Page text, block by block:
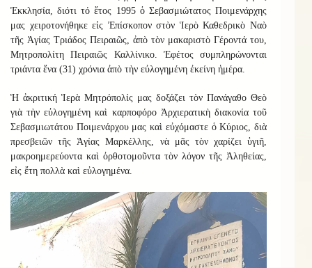
Ἐκκλησία, διότι τό ἔτος 1995 ὁ Σεβασμιώτατος Ποιμενάρχης
μας χειροτονήθηκε εἰς Ἐπίσκοπον στὸν Ἱερὸ Καθεδρικὸ Ναὸ
τῆς Ἁγίας Τριάδος Πειραιῶς, ἀπὸ τὸν μακαριστὸ Γέροντά του,
Μητροπολίτη Πειραιῶς Καλλίνικο. Ἐφέτος συμπληρώνονται
τριάντα ἕνα (31) χρόνια ἀπὸ τὴν εὐλογημένη ἐκείνη ἡμέρα.
Ἡ ἀκριτική Ἱερὰ Μητρόπολίς μας δοξάζει τὸν Πανάγαθο Θεὸ
γιὰ τὴν εὐλογημένη καὶ καρποφόρο Ἀρχιερατικὴ διακονία τοῦ
Σεβασμιωτάτου Ποιμενάρχου μας καὶ εὐχόμαστε ὁ Κύριος, διὰ
πρεσβειῶν τῆς Ἁγίας Μαρκέλλης, νὰ μᾶς τὸν χαρίζει ὑγιῆ,
μακροημερεύοντα καὶ ὀρθοτομοῦντα τὸν λόγον τῆς Ἀληθείας,
εἰς ἔτη πολλὰ καὶ εὐλογημένα.